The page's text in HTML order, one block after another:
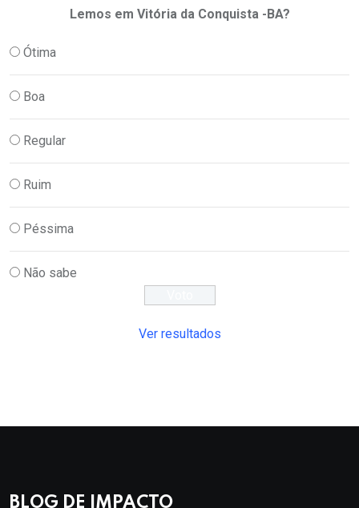
Lemos em Vitória da Conquista -BA?
Ótima
Boa
Regular
Ruim
Péssima
Não sabe
Ver resultados
BLOG DE IMPACTO